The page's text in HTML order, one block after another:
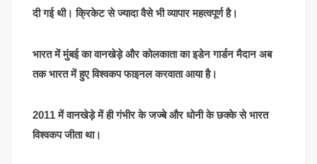
दी गई थी। क्रिकेट से ज्यादा वैसे भी व्यापार महत्वपूर्ण है।
भारत में मुंबई का वानखेड़े और कोलकाता का इडेन गार्डन मैदान अब
तक भारत में हुए विश्वकप फाइनल करवाता आया है।
2011 में वानखेड़े में ही गंभीर के जज्बे और धोनी के छक्के से भारत
विश्वकप जीता था।